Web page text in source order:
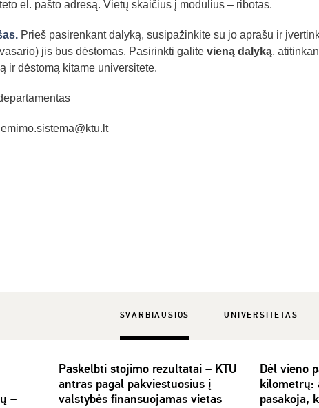
el. pašto adresą. Vietų skaičius į modulius – ribotas.
Prieš pasirenkant dalyką, susipažinkite su jo aprašu ir
jis bus dėstomas. Pasirinkti galite vieną dalyką,
ir dėstomą kitame universitete.
SVARBIAUSIOS UNIVERSITETAS
–
Paskelbti stojimo rezultatai – KTU
antras pagal pakviestuosius į
valstybės finansuojamas vietas
Dėl vieno
kilometrų:
pasakoja,